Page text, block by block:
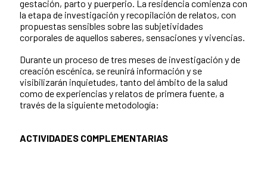
gestación, parto y puerperio. La residencia comienza con
la etapa de investigación y recopilación de relatos, con
propuestas sensibles sobre las subjetividades
corporales de aquellos saberes, sensaciones y vivencias.
Durante un proceso de tres meses de investigación y de
creación escénica, se reunirá información y se
visibilizarán inquietudes, tanto del ámbito de la salud
como de experiencias y relatos de primera fuente, a
través de la siguiente metodología:
ACTIVIDADES COMPLEMENTARIAS